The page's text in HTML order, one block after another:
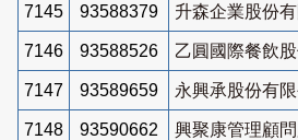
7145 93588379 升森企業股份
7146 93588526 乙圓國際餐飲
7147 93589659 永興承股份有限
7148 93590662 興聚康管理顧